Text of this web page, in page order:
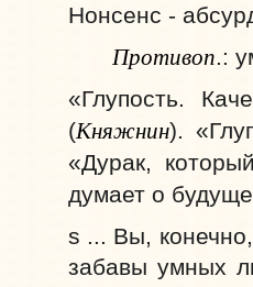
Нонсенс -
Противоп.:
«Глупость.
(Княжнин).
«Дурак,
думает о
s ... Вы,
забавы умных